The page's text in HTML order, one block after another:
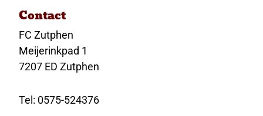
Contact
FC Zutphen
Meijerinkpad 1
7207 ED Zutphen
Tel: 0575-524376